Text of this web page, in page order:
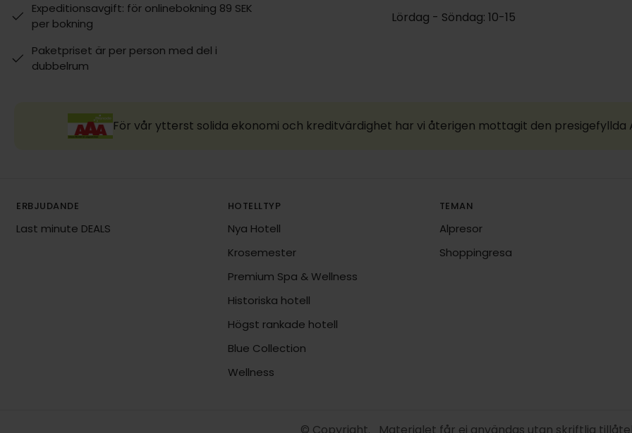
Expeditionsavgift: för onlinebokning 89 SEK
per bokning
Paketpriset är per person med del i
dubbelrum
Lördag - Söndag: 10-15
För vår ytterst solida ekonomi och kreditvärdighet har vi återigen mottagit den presigefyllda
ERBJUDANDE
Last minute DEALS
HOTELLTYP
Nya Hotell
Krosemester
Premium Spa & Wellness
Historiska hotell
Högst rankade hotell
Blue Collection
Wellness
TEMAN
Alpresor
Shoppingresa